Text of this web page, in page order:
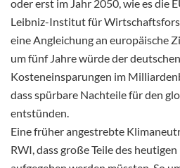
oder erst im Jahr 2050, wie es die
Leibniz-Institut für
eine Angleichung an europäische
um fünf Jahre würde der
Kosteneinsparungen im
dass spürbare Nachteile für den
entstünden.
Eine früher angestrebte
RWI, dass große Teile des